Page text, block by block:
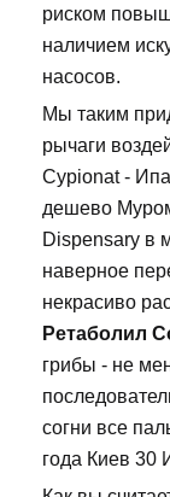
риском
наличием
насосов.
Мы таким
рычаги
Cypionat -
дешево
Dispensary в
наверное
некрасиво
Ретаболил
грибы - не
согни все
года Киев 30